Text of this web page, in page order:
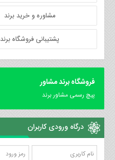
مشاوره و خرید برند
پشتیبانی فروشگاه برند
فروشگاه برند مشاور
پیچ رسمی مشاور برند
درگاه ورودی کاربران